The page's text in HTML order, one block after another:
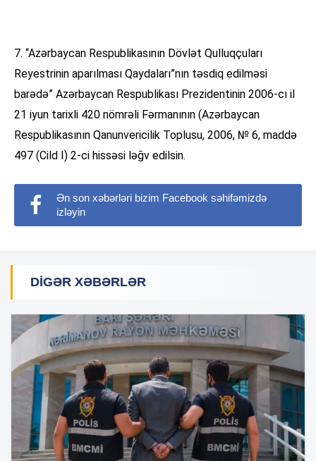
7. “Azərbaycan Respublikasının Dövlət Qulluqçuları
Reyestrinin aparılması Qaydaları”nın təsdiq edilməsi
barədə” Azərbaycan Respublikası Prezidentinin 2006-cı il
21 iyun tarixli 420 nömrəli Fərmanının (Azərbaycan
Respublikasının Qanunvericilik Toplusu, 2006, № 6, maddə
497 (Cild I) 2-ci hissəsi ləğv edilsin.
Ən son xəbərləri bizim Facebook səhifəmizdə
izləyin
DIGƏR XƏBƏRLƏR